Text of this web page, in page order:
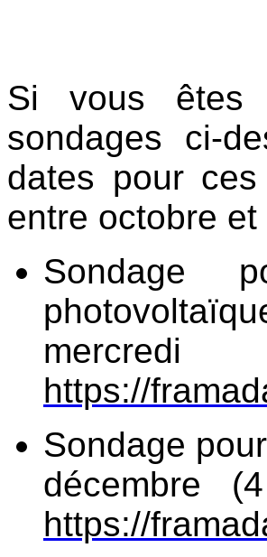
Si vous êtes
sondages ci-
dates pour
entre octobre
Sondage
mercredi
https://
Sondage
décembre
https://